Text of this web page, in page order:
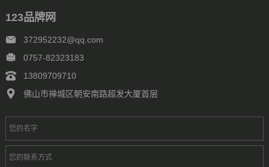
123品牌网
372952232@qq.com
0757-82323183
13809709710
佛山市禅城区朝安南路超发大厦首层